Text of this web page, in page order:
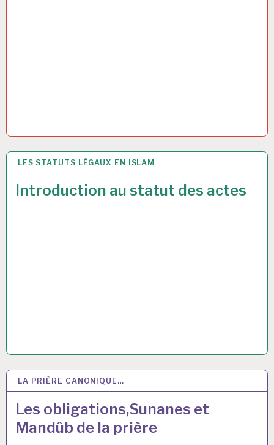
LES STATUTS LÉGAUX EN ISLAM
Introduction au statut des actes
31 MAI 2017
LA PRIÈRE CANONIQUE…
Les obligations,Sunanes et
Mandûb de la prière
16 MAR 2017